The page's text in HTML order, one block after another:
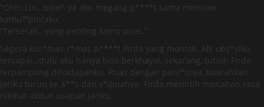
“Ohh..Lin…boleh ya aku megang p****t sama memiaw
kamu?”pintaku.
“Terserah…yang penting kamu puas.”
Segera kur*mas-r*mas p****t Firda yang montok. Ah, obs*siku
tercapai…dulu aku hanya bisa berkhayal, sekarang, tubuh Firda
terpampang dihadapanku. Puas dengan pant*tnya, kuarahkan
jariku turun ke a**s dan v*ginanya. Firda merintih menahan rasa
nikmat akibat usapan jariku.